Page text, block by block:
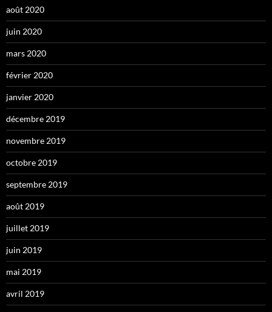
août 2020
juin 2020
mars 2020
février 2020
janvier 2020
décembre 2019
novembre 2019
octobre 2019
septembre 2019
août 2019
juillet 2019
juin 2019
mai 2019
avril 2019